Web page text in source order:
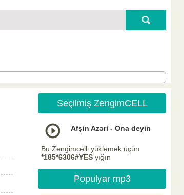
Seçilmiş ZengimCELL
Afşin Azəri - Ona deyin
Bu Zengimcelli yükləmək üçün
*185*6306#YES yığın
Populyar mp3